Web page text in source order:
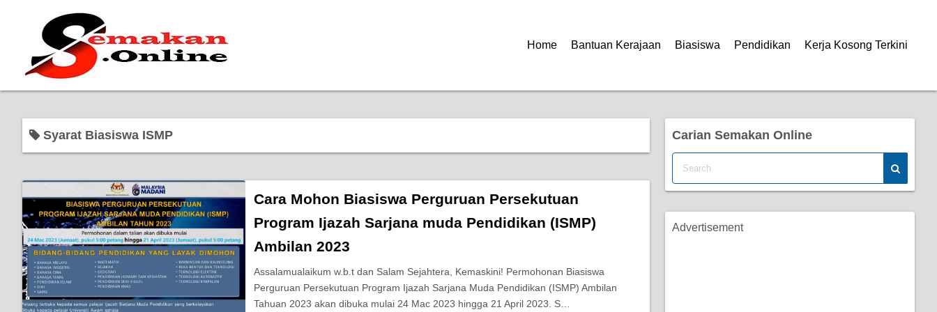
Home Bantuan Kerajaan Biasiswa Pendidikan Kerja Kosong Terkini
Syarat Biasiswa ISMP
Cara Mohon Biasiswa Perguruan Persekutuan
Program Ijazah Sarjana muda Pendidikan (ISMP)
Ambilan 2023
Assalamualaikum w.b.t dan Salam Sejahtera, Kemaskini! Permohonan Biasiswa
Perguruan Persekutuan Program Ijazah Sarjana Muda Pendidikan (ISMP) Ambilan
Tahuan 2023 akan dibuka mulai 24 Mac 2023 hingga 21 April 2023. S…
Carian Semakan Online
Advertisement